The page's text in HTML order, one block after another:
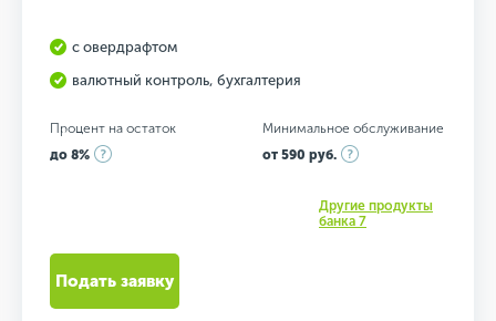
с овердрафтом
валютный контроль, бухгалтерия
Процент на остаток
до 8%
Минимальное обслуживание
от 590 руб.
Другие продукты
банка 7
Подать заявку